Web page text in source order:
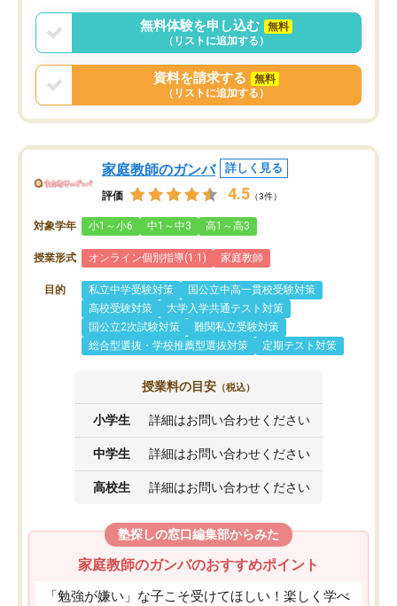
無料体験を申し込む
無料
（リストに追加する）
資料を請求する
無料
（リストに追加する）
家庭教師のガンバ 詳しく見る
評価 4.5 （3件）
対象学年 小1～小6 中1～中3 高1～高3
授業形式 オンライン個別指導(1:1) 家庭教師
目的 私立中学受験対策
国公立中高一貫校受験対策
高校受験対策
大学入学共通テスト対策
国公立2次試験対策
難関私立受験対策
総合型選抜・学校推薦型選抜対策
定期テスト対策
授業料の目安 （税込）
小学生 詳細はお問い合わせください
中学生 詳細はお問い合わせください
高校生 詳細はお問い合わせください
塾探しの窓口編集部からみた
家庭教師のガンバのおすすめポイント
「勉強が嫌い」な子こそ受けてほしい！楽しく学べ